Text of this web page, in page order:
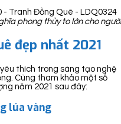
phong thủy to lớn cho
đẹp nhất 2021
thích trong sáng tạo nghệ
Cùng tham khảo một số
năm 2021 sau đây:
lúa vàng